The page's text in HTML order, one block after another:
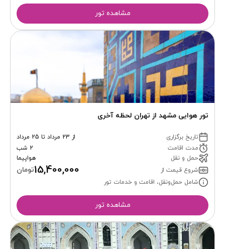
مشاهده تور
تور هوایی مشهد از تهران لحظه آخری
تاریخ برگزاری
از 23 مرداد تا 25 مرداد
مدت اقامت
2 شب
حمل و نقل
هواپیما
شروع قیمت از
15,400,000تومان
شامل حمل‌ونقل، اقامت و خدمات تور
مشاهده تور